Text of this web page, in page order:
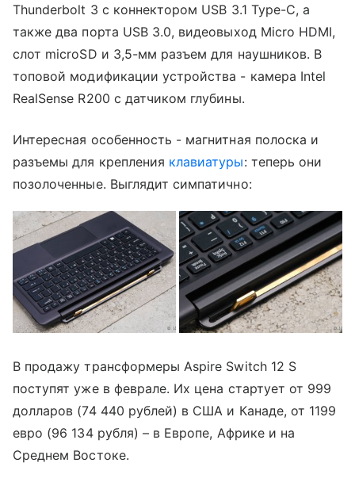
Thunderbolt 3 с коннектором USB 3.1 Type-C, а
также два порта USB 3.0, видеовыход Micro HDMI,
слот microSD и 3,5-мм разъем для наушников. В
топовой модификации устройства - камера Intel
RealSense R200 с датчиком глубины.
Интересная особенность - магнитная полоска и
разъемы для крепления клавиатуры: теперь они
позолоченные. Выглядит симпатично:
В продажу трансформеры Aspire Switch 12 S
поступят уже в феврале. Их цена стартует от 999
долларов (74 440 рублей) в США и Канаде, от 1199
евро (96 134 рубля) – в Европе, Африке и на
Среднем Востоке.